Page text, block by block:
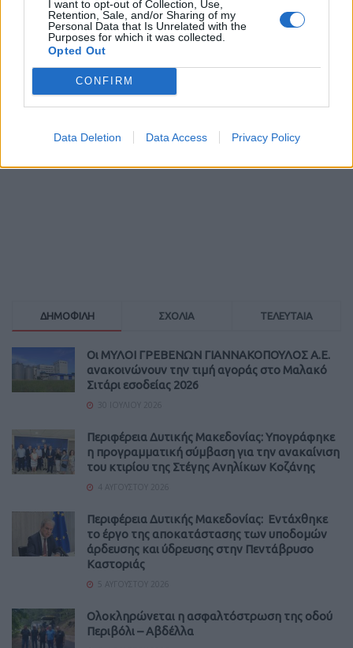
I want to opt-out of Collection, Use,
Retention, Sale, and/or Sharing of my
Personal Data that Is Unrelated with the
Purposes for which it was collected.
Opted Out
CONFIRM
Data Deletion Data Access Privacy Policy
ΔΗΜΟΦΙΛΗ ΣΧΟΛΙΑ ΤΕΛΕΥΤΑΙΑ
Οι ΜΥΛΟΙ ΓΡΕΒΕΝΩΝ ΓΙΑΝΝΑΚΟΠΟΥΛΟΣ Α.Ε.
ανακοινώνουν την τιμή αγοράς στο Μαλακό
Σιτάρι εσοδείας 2026
Περιφέρεια Δυτικής Μακεδονίας: Υπογράφηκε
η προγραμματική σύμβαση για την ανακαίνιση
του κτιρίου της Στέγης Ανηλίκων Κοζάνης
Περιφέρεια Δυτικής Μακεδονίας: Εντάχθηκε
το έργο της αποκατάστασης των υποδομών
άρδευσης και ύδρευσης στην Πεντάβρυσο
Καστοριάς
Ολοκληρώνεται η ασφαλτόστρωση της οδού
Περιβόλι – Αβδέλλα